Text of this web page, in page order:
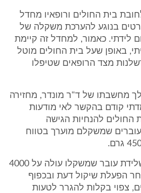
בית החולים ורופאיו מחדל
בנוגע להערכת משקלה של
לידתי. כאמור, למחדל זה קיימת
באופן שעל בית החולים מוטל
מצד הרופאים שטיפלו
מחשבתו של ד"ר מונדר, מחזירה
קודם בהקשר לאי מודעות
החולים להנחיות הגישה
שמשקלם מוערך בטווח
מי שאינו מודע לכך שלידת עובר שמשקלו עולה על 4000
הפעלת שיקול דעת ובכפוף
צפוי בקלות להגרר לטעות